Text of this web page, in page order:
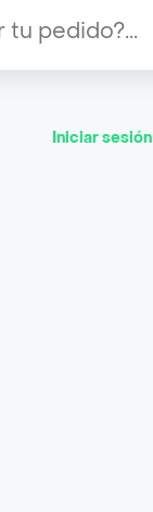
Iniciar sesión